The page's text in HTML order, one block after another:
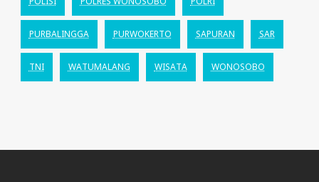
PURBALINGGA PURWOKERTO SAPURAN SAR
TNI WATUMALANG WISATA WONOSOBO